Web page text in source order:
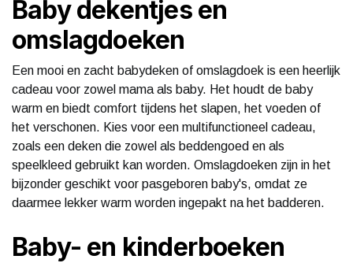
Baby dekentjes en
omslagdoeken
Een mooi en zacht babydeken of omslagdoek is een heerlijk
cadeau voor zowel mama als baby. Het houdt de baby
warm en biedt comfort tijdens het slapen, het voeden of
het verschonen. Kies voor een multifunctioneel cadeau,
zoals een deken die zowel als beddengoed en als
speelkleed gebruikt kan worden. Omslagdoeken zijn in het
bijzonder geschikt voor pasgeboren baby's, omdat ze
daarmee lekker warm worden ingepakt na het badderen.
Baby- en kinderboeken